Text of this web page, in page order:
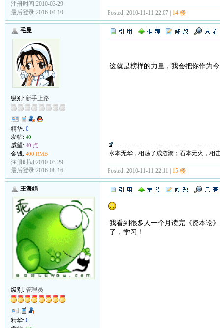
注册时间:2010-03-29
最后登录:2016-04-10
Posted: 2010-11-11 22:07 | 14 楼
毛曼
级别: 新手上路
精华: 0
发帖: 40
威望: 40 点
金钱: 400 RMB
注册时间:2010-03-29
最后登录:2016-08-16
这就是榜样的力量，我会把你作为
水本无华，相荡了成涟漪；石本无火，相
Posted: 2010-11-11 22:11 | 15 楼
王海娟
级别: 管理员
精华: 0
我看到很多人一个月读完《资本论
了，学习！